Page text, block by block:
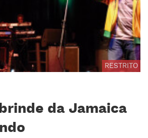
RESTRITO
da Jamaica